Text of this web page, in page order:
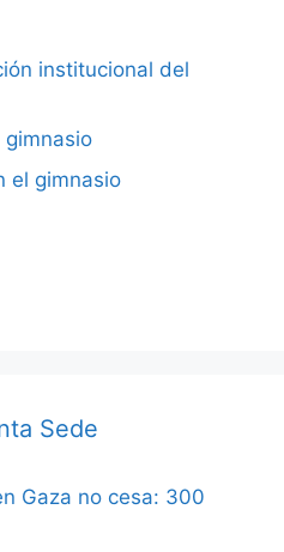
institucional del
gimnasio
el gimnasio
Sede
Gaza no cesa: 300